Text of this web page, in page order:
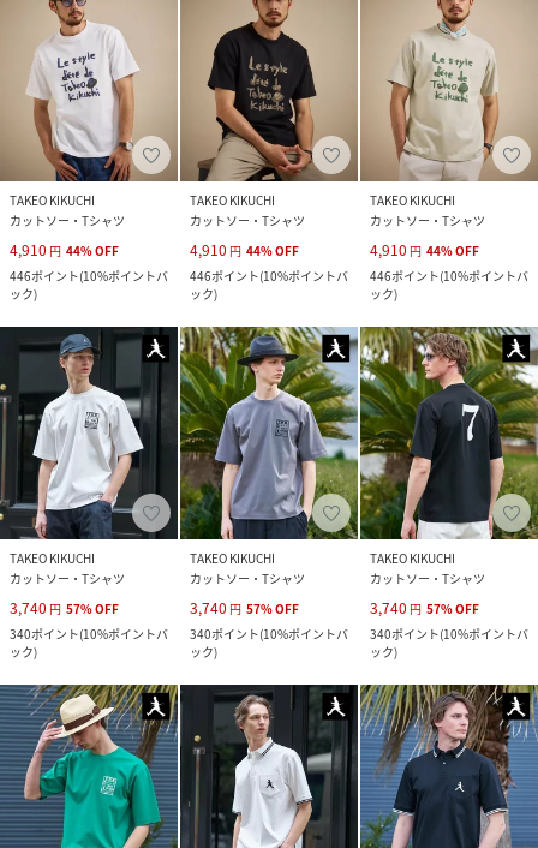
TAKEO KIKUCHI
カットソー・Tシャツ
4,910 円 44%OFF
446ポイント(10%ポイントバ
ック)
TAKEO KIKUCHI
カットソー・Tシャツ
4,910 円 44%OFF
446ポイント(10%ポイントバ
ック)
TAKEO KIKUCHI
カットソー・Tシャツ
4,910 円 44%OFF
446ポイント(10%ポイントバ
ック)
TAKEO KIKUCHI
カットソー・Tシャツ
3,740 円 57%OFF
340ポイント(10%ポイントバ
ック)
TAKEO KIKUCHI
カットソー・Tシャツ
3,740 円 57%OFF
340ポイント(10%ポイントバ
ック)
TAKEO KIKUCHI
カットソー・Tシャツ
3,740 円 57%OFF
340ポイント(10%ポイントバ
ック)